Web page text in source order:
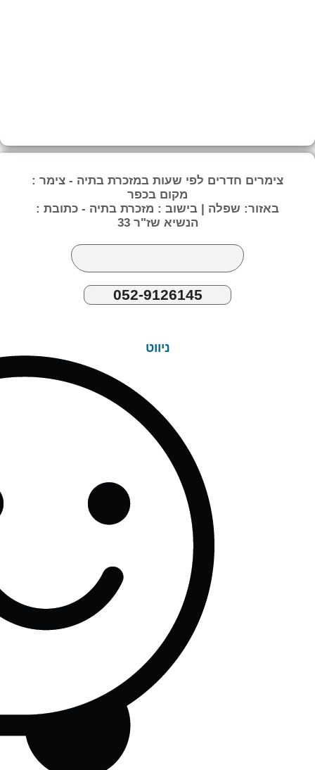
צימרים חדרים לפי שעות במזכרת בתיה - צימר :
מקום בכפר
באזור: שפלה | בישוב : מזכרת בתיה - כתובת :
הנשיא שז"ר 33
052-9126145
ניווט